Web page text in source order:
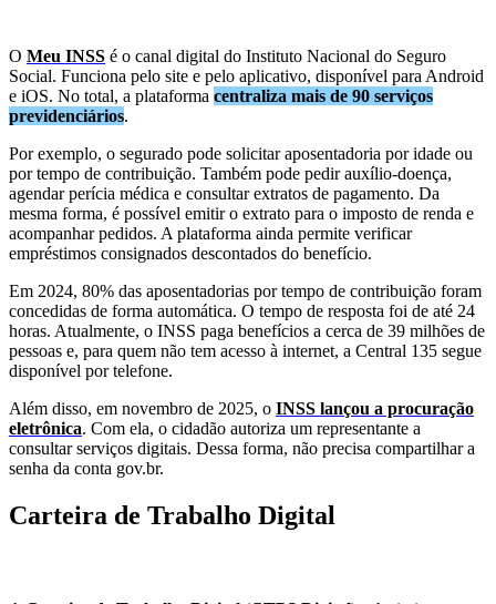
O Meu INSS é o canal digital do Instituto Nacional do Seguro
Social. Funciona pelo site e pelo aplicativo, disponível para Android
e iOS. No total, a plataforma centraliza mais de 90 serviços
previdenciários.
Por exemplo, o segurado pode solicitar aposentadoria por idade ou
por tempo de contribuição. Também pode pedir auxílio-doença,
agendar perícia médica e consultar extratos de pagamento. Da
mesma forma, é possível emitir o extrato para o imposto de renda e
acompanhar pedidos. A plataforma ainda permite verificar
empréstimos consignados descontados do benefício.
Em 2024, 80% das aposentadorias por tempo de contribuição foram
concedidas de forma automática. O tempo de resposta foi de até 24
horas. Atualmente, o INSS paga benefícios a cerca de 39 milhões de
pessoas e, para quem não tem acesso à internet, a Central 135 segue
disponível por telefone.
Além disso, em novembro de 2025, o INSS lançou a procuração
eletrônica. Com ela, o cidadão autoriza um representante a
consultar serviços digitais. Dessa forma, não precisa compartilhar a
senha da conta gov.br.
Carteira de Trabalho Digital